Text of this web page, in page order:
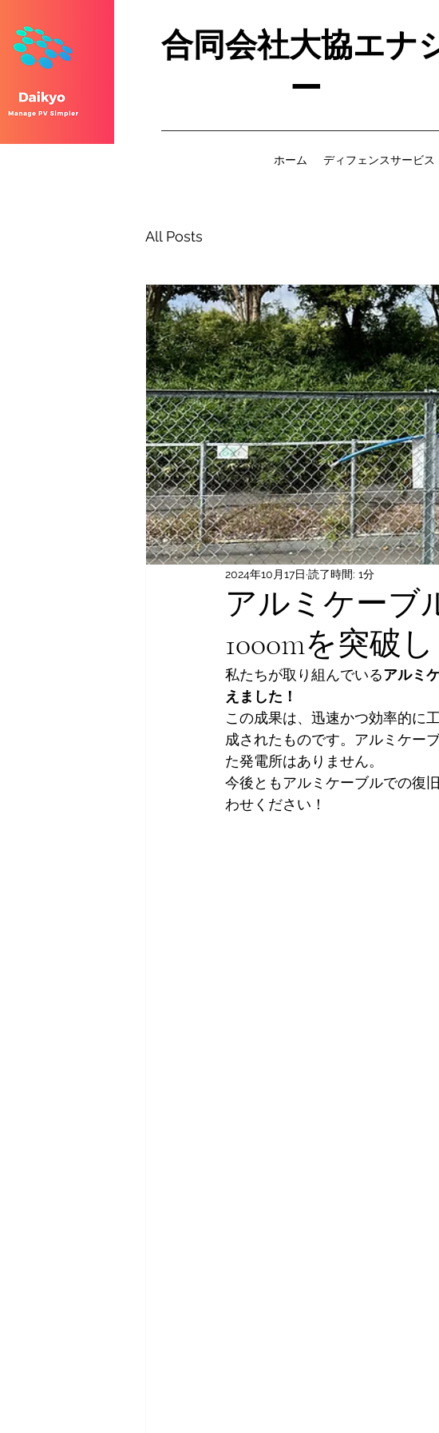
合同会社大協エナ
ー
ホーム ディフェンスサービス
All Posts
アルミケーブ
1000mを突破
2024年10月17日 読了時間: 1分
私たちが取り組んでいるアルミ
えました！
この成果は、迅速かつ効率的に
成されたものです。アルミケー
た発電所はありません。
今後ともアルミケーブルでの復
わせください！